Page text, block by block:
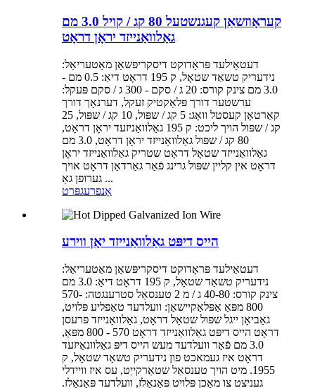
קעראָוזשאַן קעגנשטעל 80 קג / קויל 3.0 מם
גאַלוואַנייזד יראָן דראָט
דעטאַילעד פּראָדוקט דיסקריפּשאַן מאַטעריאַל:
נידעריק טשאַד שטאָל, ק 195 דראָט דיאַ: 0.5 מם -
3.0 מם צינק קורס: 20 ג / סקם - 300 ג / סקם פּעקל:
ערשטער דורך פּלאַקטיק זעקל, דערנאָך דורך
קאַרטאָן קעסטל וואָג: 5 קג / שפּול, 10 קג / שפּול, 25
קג / שפּול הויך ליכט: ק 195 גאַלוואַניזעד יראָן דראָט,
80 קג / שפּול גאַלוואַנייזד יראָן דראָט, 3.0 מם
גאַלוואַנייזד שטאָל דראָט שטריק גאַלוואַנייזד יראָן
דראָט אין קליין שפּול גרינג פֿאַר גאַרדאַן דראָט אויך
גערופן גאַ ...
אָנפרעגפּרט
הייס דיפּט גאַלוואַנייזד יאָן ווירע
דעטאַילעד פּראָדוקט דיסקריפּשאַן מאַטעריאַל:
נידעריק טשאַד שטאָל, ק 195 דראָט דיאַ: 3.0 מם
צינק קורס: 40-80 ג / מ 2 טענסאַל סטרענגטה: 570-
800 מפּאַ אַפּלאַקיישאַן: וועלדעד טאַפליע פּלויט,
גאַביאָן ייגל שפּול שטאָל דראָט, גאַלוואַנייזד פּרעסן
דראָט הייס דיפּט גאַלוואַנייזד דראָט 570 - 800 מפּאַ,
3.0 מם פֿאַר וועלדעד מעש הייס דיפּ גאַלוונאַיזעד
דראָט איז געמאכט פון נידעריק טשאַד שטאָל, ק
1955. מיט הויך טענסאַל שטאַרקייַט, עס איז וויידלי
געניצט צו מאַכן פּלויט פּאַנאַלז, וועלדעד פּאַנאַלז.